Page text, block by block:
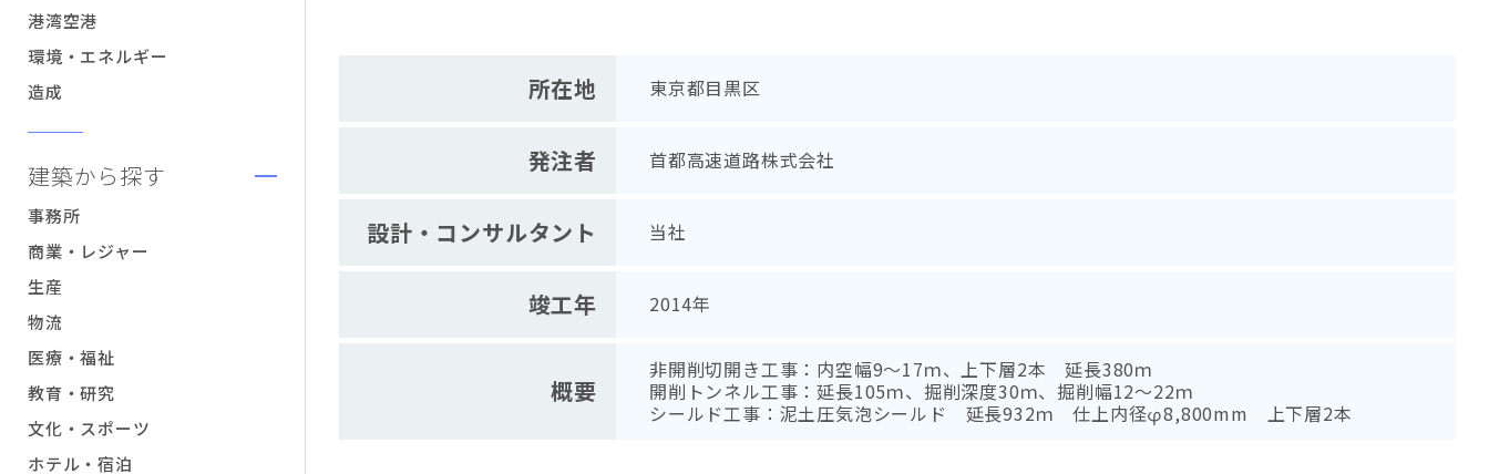
港湾空港
環境・エネルギー
造成
建築から探す
事務所
商業・レジャー
生産
物流
医療・福祉
教育・研究
文化・スポーツ
ホテル・宿泊
所在地 東京都目黒区
発注者 首都高速道路株式会社
設計・コンサルタント 当社
竣工年 2014年
概要
非開削切開き工事：内空幅9～17ｍ、上下層2本 延長380ｍ
開削トンネル工事：延長105ｍ、掘削深度30ｍ、掘削幅12～22ｍ
シールド工事：泥土圧気泡シールド 延長932ｍ 仕上内径φ8,800mm 上下層2本